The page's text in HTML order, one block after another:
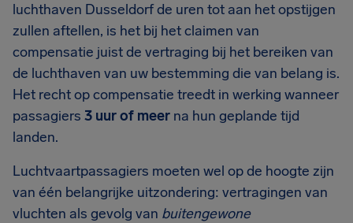
luchthaven Dusseldorf de uren tot aan het opstijgen
zullen aftellen, is het bij het claimen van
compensatie juist de vertraging bij het bereiken van
de luchthaven van uw bestemming die van belang is.
Het recht op compensatie treedt in werking wanneer
passagiers 3 uur of meer na hun geplande tijd
landen.
Luchtvaartpassagiers moeten wel op de hoogte zijn
van één belangrijke uitzondering: vertragingen van
vluchten als gevolg van buitengewone